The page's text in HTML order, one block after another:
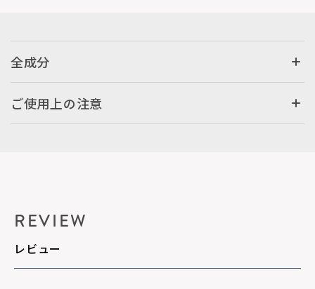
全成分
ご使用上の注意
REVIEW
レビュー